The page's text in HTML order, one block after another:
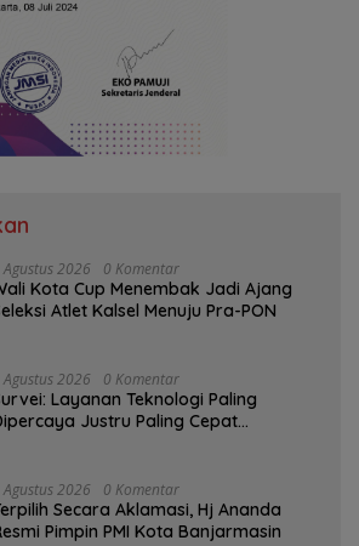
Agustus 2026 0 Komentar
Kota Cup Menembak Jadi Ajang
Atlet Kalsel Menuju Pra-PON
Agustus 2026 0 Komentar
Layanan Teknologi Paling
Justru Paling Cepat
Agustus 2026 0 Komentar
Secara Aklamasi, Hj Ananda
Pimpin PMI Kota Banjarmasin